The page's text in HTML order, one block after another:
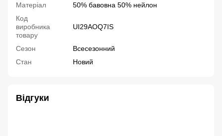
Матеріал
50% бавовна 50% нейлон
Код
виробника
товару
UI29AOQ7IS
Сезон
Всесезонний
Стан
Новий
Відгуки